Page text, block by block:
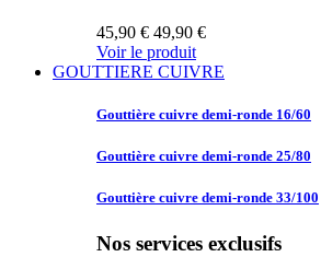
45,90 € 49,90 €
Voir le produit
GOUTTIERE CUIVRE
Gouttière cuivre demi-ronde 16/60
Gouttière cuivre demi-ronde 25/80
Gouttière cuivre demi-ronde 33/100
Nos services exclusifs